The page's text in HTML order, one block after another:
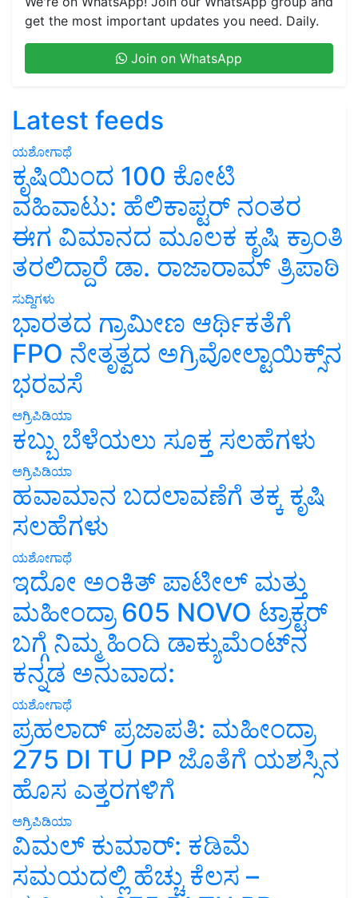
get the most important updates you need. Daily.
Join on WhatsApp
Latest feeds
ಯಶೋಗಾಥೆ
ಕೃಷಿಯಿಂದ 100 ಕೋಟಿ
ವಹಿವಾಟು: ಹೆಲಿಕಾಪ್ಟರ್ ನಂತರ
ಈಗ ವಿಮಾನದ ಮೂಲಕ ಕೃಷಿ ಕ್ರಾಂತಿ
ತರಲಿದ್ದಾರೆ ಡಾ. ರಾಜಾರಾಮ್ ತ್ರಿಪಾಠಿ
ಸುದ್ದಿಗಳು
ಭಾರತದ ಗ್ರಾಮೀಣ ಆರ್ಥಿಕತೆಗೆ
FPO ನೇತೃತ್ವದ ಅಗ್ರಿವೋಲ್ಟಾಯಿಕ್ಸ್‌ನ
ಭರವಸೆ
ಅಗ್ರಿಪಿಡಿಯಾ
ಕಬ್ಬು ಬೆಳೆಯಲು ಸೂಕ್ತ ಸಲಹೆಗಳು
ಅಗ್ರಿಪಿಡಿಯಾ
ಹವಾಮಾನ ಬದಲಾವಣೆಗೆ ತಕ್ಕ ಕೃಷಿ
ಸಲಹೆಗಳು
ಯಶೋಗಾಥೆ
ಇದೋ ಅಂಕಿತ್ ಪಾಟೀಲ್ ಮತ್ತು
ಮಹೀಂದ್ರಾ 605 NOVO ಟ್ರಾಕ್ಟರ್
ಬಗ್ಗೆ ನಿಮ್ಮ ಹಿಂದಿ ಡಾಕ್ಯುಮೆಂಟ್‌ನ
ಕನ್ನಡ ಅನುವಾದ:
ಯಶೋಗಾಥೆ
ಪ್ರಹಲಾದ್ ಪ್ರಜಾಪತಿ: ಮಹೀಂದ್ರಾ
275 DI TU PP ಜೊತೆಗೆ ಯಶಸ್ಸಿನ
ಹೊಸ ಎತ್ತರಗಳಿಗೆ
ಅಗ್ರಿಪಿಡಿಯಾ
ವಿಮಲ್ ಕುಮಾರ್: ಕಡಿಮೆ
ಸಮಯದಲ್ಲಿ ಹೆಚ್ಚು ಕೆಲಸ –